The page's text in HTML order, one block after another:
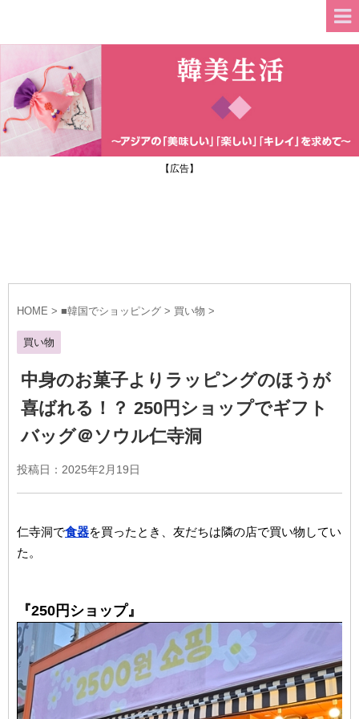
【広告】
HOME > ■韓国でショッピング > 買い物 >
買い物
中身のお菓子よりラッピングのほうが
喜ばれる！？ 250円ショップでギフト
バッグ＠ソウル仁寺洞
投稿日：2025年2月19日
仁寺洞で食器を買ったとき、友だちは隣の店で買い物してい
た。
『250円ショップ』